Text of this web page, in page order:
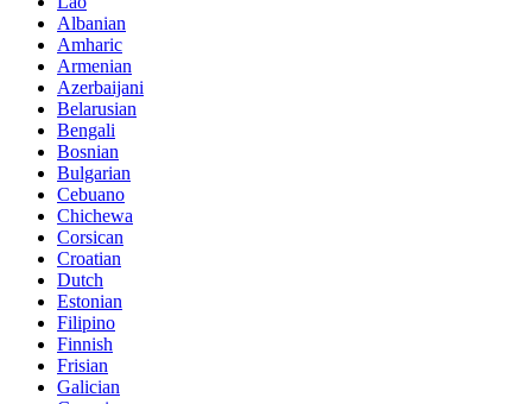
Albanian
Amharic
Armenian
Azerbaijani
Belarusian
Bengali
Bosnian
Bulgarian
Cebuano
Chichewa
Corsican
Croatian
Dutch
Estonian
Filipino
Finnish
Frisian
Galician